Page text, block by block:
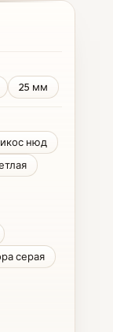
25 мм
нюд
серая